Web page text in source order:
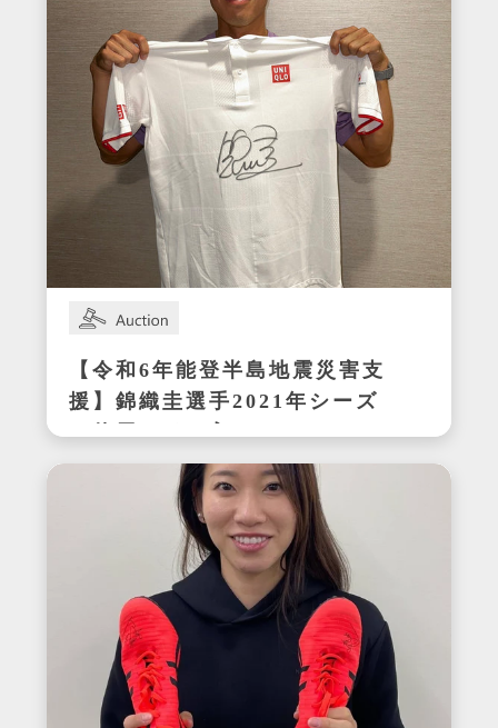
【令和6年能登半島地震災害支
援】錦織圭選手2021年シーズ
ン使用サイン入りウェア